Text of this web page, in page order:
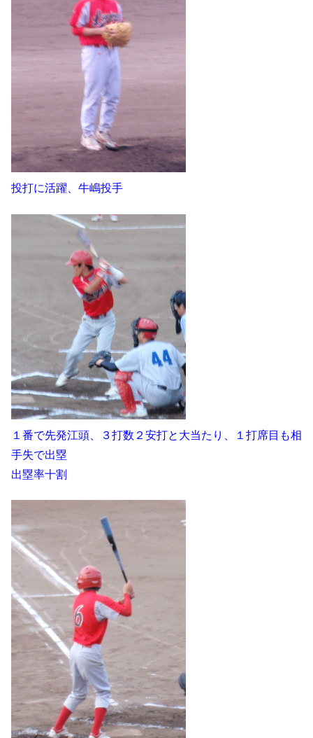
投打に活躍、牛嶋投手
１番で先発江頭、３打数２安打と大当たり、１打席目も相
手失で出塁
出塁率十割